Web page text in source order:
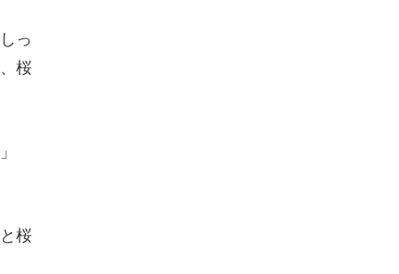
っ
桜
桜